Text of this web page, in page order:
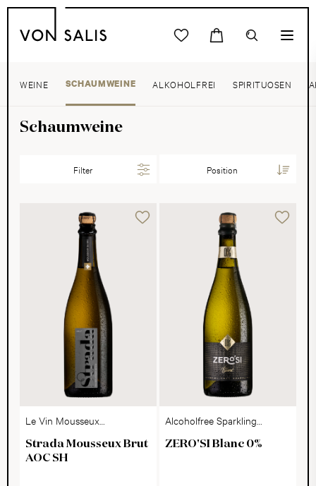
WEINE SCHAUMWEINE ALKOHOLFREI SPIRITUOSEN
Schaumweine
Filter
Le Vin Mousseux
Suisse
Strada Mousseux Brut
AOC SH
Alcoholfree Sparkling
Dry
ZERO'SI Blanc 0%